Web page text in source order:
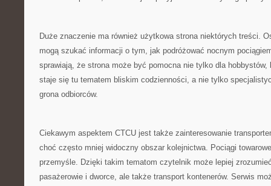
Duże znaczenie ma również użytkowa strona niektórych treści.
mogą szukać informacji o tym, jak podróżować nocnym
sprawiają, że strona może być pomocna nie tylko dla
staje się tu tematem bliskim codzienności, a nie tylko
grona odbiorców.
Ciekawym aspektem CTCU jest także zainteresowanie
choć często mniej widoczny obszar kolejnictwa. Pociągi
przemyśle. Dzięki takim tematom czytelnik może lepiej
pasażerowie i dworce, ale także transport kontenerów. Serwis